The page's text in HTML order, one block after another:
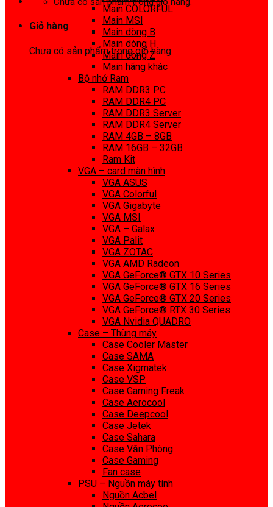
Giỏ hàng
Chưa có sản phẩm trong giỏ hàng.
Main COLORFUL
Main MSI
Main dòng B
Main dòng H
Main dòng Z
Main hãng khác
Bộ nhớ Ram
RAM DDR3 PC
RAM DDR4 PC
RAM DDR3 Server
RAM DDR4 Server
RAM 4GB – 8GB
RAM 16GB – 32GB
Ram Kit
VGA – card màn hình
VGA ASUS
VGA Colorful
VGA Gigabyte
VGA MSI
VGA – Galax
VGA Palit
VGA ZOTAC
VGA AMD Radeon
VGA GeForce® GTX 10 Series
VGA GeForce® GTX 16 Series
VGA GeForce® GTX 20 Series
VGA GeForce® RTX 30 Series
VGA Nvidia QUADRO
Case – Thùng máy
Case Cooler Master
Case SAMA
Case Xigmatek
Case VSP
Case Gaming Freak
Case Aerocool
Case Deepcool
Case Jetek
Case Sahara
Case Văn Phòng
Case Gaming
Fan case
PSU – Nguồn máy tính
Nguồn Acbel